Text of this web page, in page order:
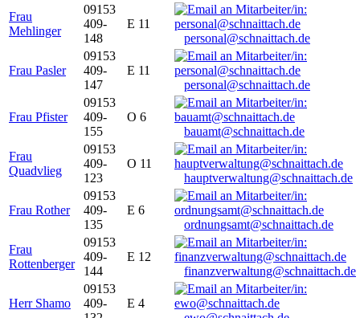
Frau
Mehlinger
09153
409-
148
E 11
personal@schnaittach.de
Frau Pasler
09153
409-
147
E 11
personal@schnaittach.de
Frau Pfister
09153
409-
155
O 6
bauamt@schnaittach.de
Frau
Quadvlieg
09153
409-
123
O 11
hauptverwaltung@schnaittach.de
Frau Rother
09153
409-
135
E 6
ordnungsamt@schnaittach.de
Frau
Rottenberger
09153
409-
144
E 12
finanzverwaltung@schnaittach.de
Herr Shamo
09153
409-
E 4